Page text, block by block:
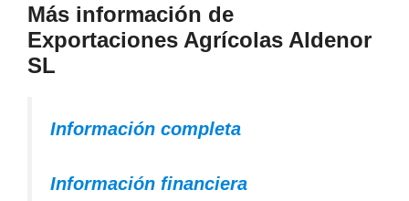
Más información de
Exportaciones Agrícolas Aldenor
SL
Información completa
Información financiera